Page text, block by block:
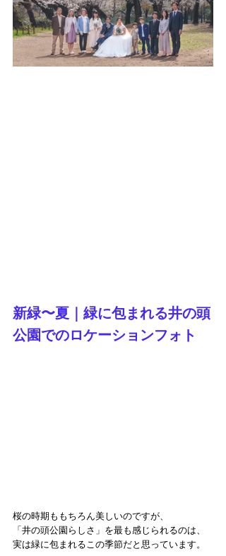
新緑〜夏｜緑に包まれる井の頭
公園でのロケーションフォト
桜の時期ももちろん美しいのですが、
「井の頭公園らしさ」を最も感じられるのは、
実は緑に包まれるこの季節だと思っています。